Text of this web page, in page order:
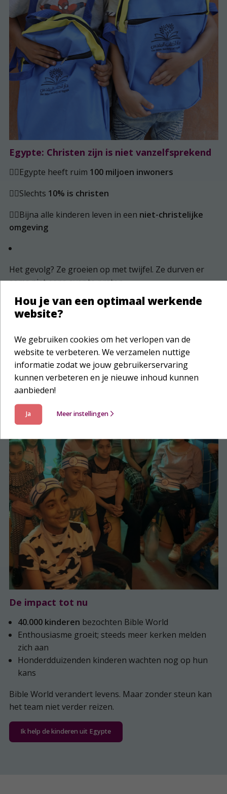
Egypte: Christen zijn is niet vanzelfsprekend
👉🏽Egypte heeft ruim 100 miljoen inwoners
👉🏽Slechts 10% is christen
👉🏽Bijna alle kinderen leven in een niet-christelijke
omgeving
Het gevolg? Ze groeien op met twijfel. Ze durven er
soms niet eens over te praten.
Ik help deze kinderen
De impact tot nu
40.000 kinderen bezochten Bible World
Enthousiasme groeit; steeds meer kerken melden
zich aan
Honderdduizenden kinderen wachten nog op hun
kans
Bible World verandert levens. Maar zonder steun kan
het team niet verder reizen.
Ik help de kinderen uit Egypte
Hou je van een optimaal werkende
website?
We gebruiken cookies om het verlopen van de
website te verbeteren. We verzamelen nuttige
informatie zodat we jouw gebruikerservaring
kunnen verbeteren en je nieuwe inhoud kunnen
aanbieden!
Ja Meer instellingen